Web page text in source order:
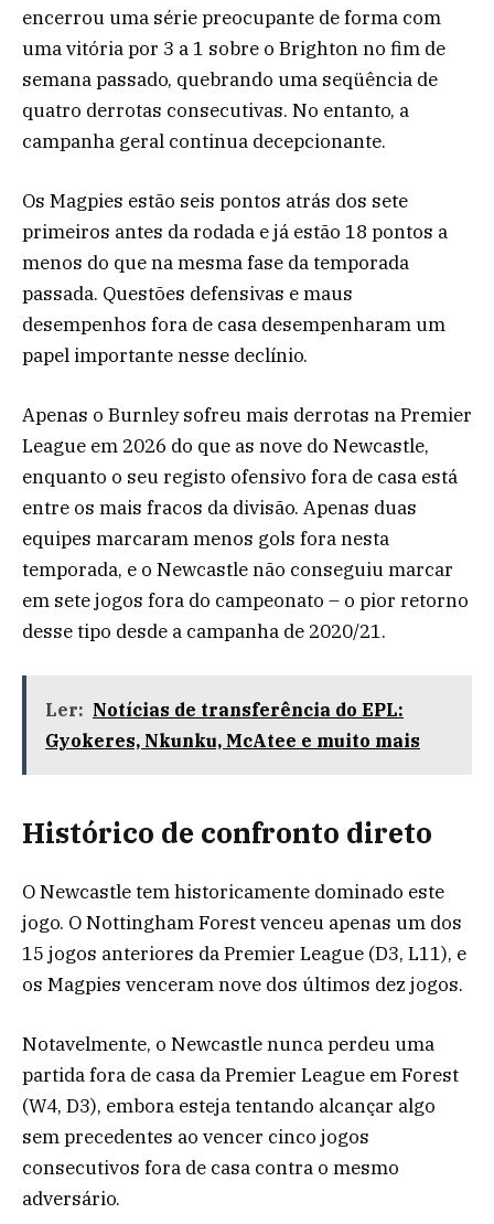
encerrou uma série preocupante de forma com
uma vitória por 3 a 1 sobre o Brighton no fim de
semana passado, quebrando uma seqüência de
quatro derrotas consecutivas. No entanto, a
campanha geral continua decepcionante.
Os Magpies estão seis pontos atrás dos sete
primeiros antes da rodada e já estão 18 pontos a
menos do que na mesma fase da temporada
passada. Questões defensivas e maus
desempenhos fora de casa desempenharam um
papel importante nesse declínio.
Apenas o Burnley sofreu mais derrotas na Premier
League em 2026 do que as nove do Newcastle,
enquanto o seu registo ofensivo fora de casa está
entre os mais fracos da divisão. Apenas duas
equipes marcaram menos gols fora nesta
temporada, e o Newcastle não conseguiu marcar
em sete jogos fora do campeonato – o pior retorno
desse tipo desde a campanha de 2020/21.
Ler: Notícias de transferência do EPL:
Gyokeres, Nkunku, McAtee e muito mais
Histórico de confronto direto
O Newcastle tem historicamente dominado este
jogo. O Nottingham Forest venceu apenas um dos
15 jogos anteriores da Premier League (D3, L11), e
os Magpies venceram nove dos últimos dez jogos.
Notavelmente, o Newcastle nunca perdeu uma
partida fora de casa da Premier League em Forest
(W4, D3), embora esteja tentando alcançar algo
sem precedentes ao vencer cinco jogos
consecutivos fora de casa contra o mesmo
adversário.